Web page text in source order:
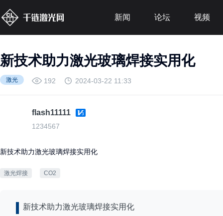
新闻 论坛 视频
新技术助力激光玻璃焊接实用化
激光 192 2024-03-22 11:33
flash11111
1234567
新技术助力激光玻璃焊接实用化
激光焊接 CO2
新技术助力激光玻璃焊接实用化